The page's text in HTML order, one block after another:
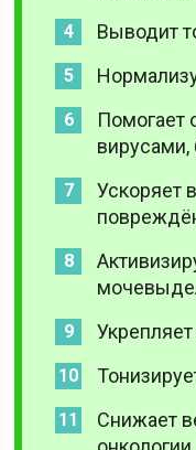
Выводит
Помогает
вирусами,
Ускоряет
Снижает